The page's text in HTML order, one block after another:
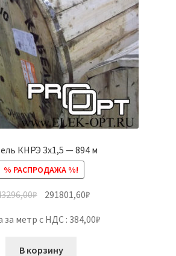
КНРЭ 3х1,5 — 894 м
% РАСПРОДАЖА %!
₽ 291801,60₽
за метр с НДС : 384,00₽
В корзину